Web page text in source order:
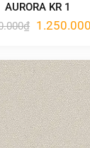
AURORA KR 1
₫ Giá
1.250.000